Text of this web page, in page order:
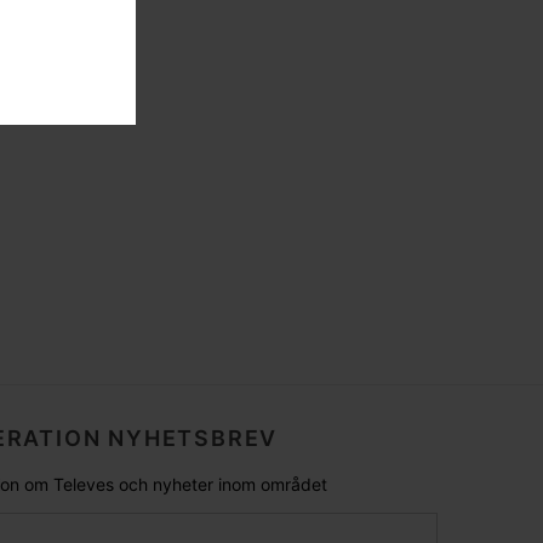
NYHETSBREV
om Televes och nyheter inom området